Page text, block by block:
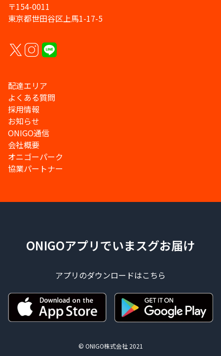
〒154-0011
東京都世田谷区上馬1-17-5
配達エリア
よくある質問
採用情報
お知らせ
ONIGO通信
会社概要
オニゴーパーク
協業パートナー
ONIGOアプリでいまスグお届け
アプリのダウンロードはこちら
© ONIGO株式会社 2021